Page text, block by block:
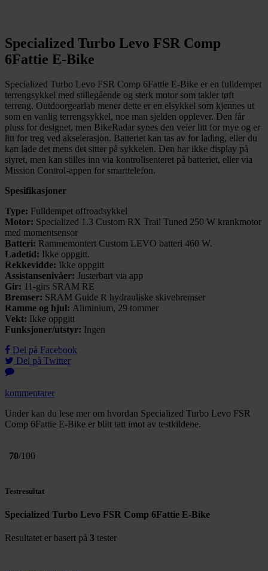
Specialized Turbo Levo FSR Comp
6Fattie E-Bike
Specialized Turbo Levo FSR Comp 6Fattie E-Bike er en fulldempet
terrengsykkel med stillegående og sterk motor som takler tøft
terreng. Outdoorgearlab mener dette er en elsykkel som kjennes ut
som en vanlig terrengsykkel, noe man sjelden opplever. Den får
pluss for designet, men BikeRadar synes den veier litt for mye og er
litt for treg ved akselerasjon. Batteriet kan tas av for lading, eller du
kan lade det mens det sitter på sykkelen. Den har ikke display på
styret, men kan stilles inn via kontrollsenteret på batteriet, eller via
Mission Control-appen for smarttelefon.
Spesifikasjoner
Type: Fulldempet offroadsykkel
Motor: Specialized 1.3 Custom RX Trail Tuned 250 W krankmotor
med momentsensor
Batteri: Rammemontert Custom LEVO batteri 460 W.
Ladetid: Ikke oppgitt.
Rekkevidde: Ikke oppgitt
Assistansenivåer: Justerbart via app
Gir: 11-girs SRAM RE
Bremser: SRAM Guide R hydrauliske skivebremser
Ramme og hjul: Aliminium, 29 tommer
Vekt: Ikke oppgitt
Funksjoner/utstyr: Ingen
Del på Facebook
Del på Twitter
kommentarer
Under kan du lese mer om hvordan Specialized Turbo Levo FSR
Comp 6Fattie E-Bike er blitt tatt imot av testkildene.
70/100
Testresultat
Specialized Turbo Levo FSR Comp 6Fattie E-Bike
Resultatet er basert på 3 tester